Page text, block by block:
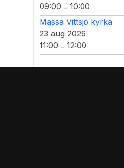
09:00 - 10:00
Mässa Vittsjö kyrka
23 aug 2026
11:00 - 12:00